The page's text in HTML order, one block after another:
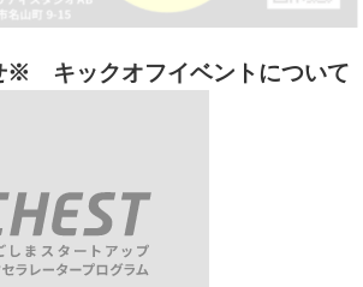
※ キックオフイベントについて